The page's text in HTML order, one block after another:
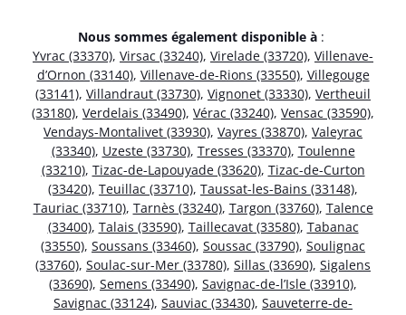
Nous sommes également disponible à :
Yvrac (33370), Virsac (33240), Virelade (33720), Villenave-
d’Ornon (33140), Villenave-de-Rions (33550), Villegouge
(33141), Villandraut (33730), Vignonet (33330), Vertheuil
(33180), Verdelais (33490), Vérac (33240), Vensac (33590),
Vendays-Montalivet (33930), Vayres (33870), Valeyrac
(33340), Uzeste (33730), Tresses (33370), Toulenne
(33210), Tizac-de-Lapouyade (33620), Tizac-de-Curton
(33420), Teuillac (33710), Taussat-les-Bains (33148),
Tauriac (33710), Tarnès (33240), Targon (33760), Talence
(33400), Talais (33590), Taillecavat (33580), Tabanac
(33550), Soussans (33460), Soussac (33790), Soulignac
(33760), Soulac-sur-Mer (33780), Sillas (33690), Sigalens
(33690), Semens (33490), Savignac-de-l’Isle (33910),
Savignac (33124), Sauviac (33430), Sauveterre-de-